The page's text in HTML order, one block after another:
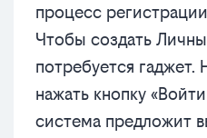
процесс
Чтобы создать
потребуется
нажать кнопку
система предложит